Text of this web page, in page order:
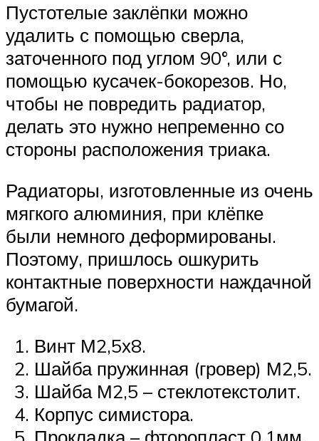
Пустотелые заклёпки можно
удалить с помощью сверла,
заточенного под углом 90°, или с
помощью кусачек-бокорезов. Но,
чтобы не повредить радиатор,
делать это нужно непременно со
стороны расположения триака.
Радиаторы, изготовленные из очень
мягкого алюминия, при клёпке
были немного деформированы.
Поэтому, пришлось ошкурить
контактные поверхности наждачной
бумагой.
Винт М2,5х8.
Шайба пружинная (гровер) М2,5.
Шайба М2,5 – стеклотекстолит.
Корпус симистора.
Прокладка – фторопласт 0,1мм.